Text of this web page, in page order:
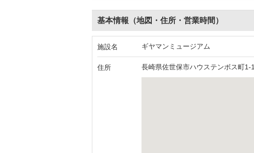
基本情報（地図・住所・営業時間）
施設名 ギヤマンミュージアム
住所 長崎県佐世保市ハウステンボス町1-1